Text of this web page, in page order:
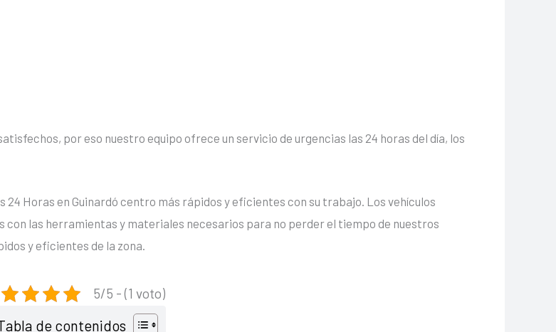
por eso nuestro equipo ofrece un servicio de urgencias las 24 horas del día, los
Horas en Guinardó centro más rápidos y eficientes con su trabajo. Los vehículos
las herramientas y materiales necesarios para no perder el tiempo de nuestros
y eficientes de la zona.
5/5 - (1 voto)
de contenidos